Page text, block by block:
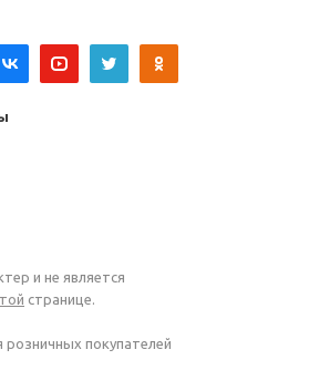
и не является
странице.
покупателей